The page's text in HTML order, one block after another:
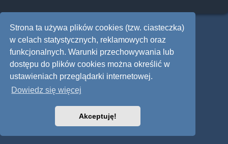
Strona ta używa plików cookies (tzw. ciasteczka)
w celach statystycznych, reklamowych oraz
funkcjonalnych. Warunki przechowywania lub
dostępu do plików cookies można określić w
ustawieniach przeglądarki internetowej.
Dowiedz się więcej
Akceptuję!